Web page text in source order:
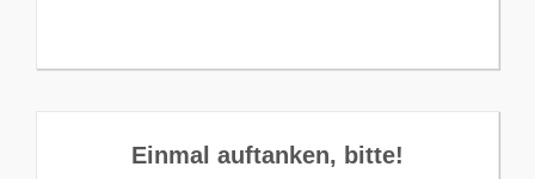
Einmal auftanken, bitte!